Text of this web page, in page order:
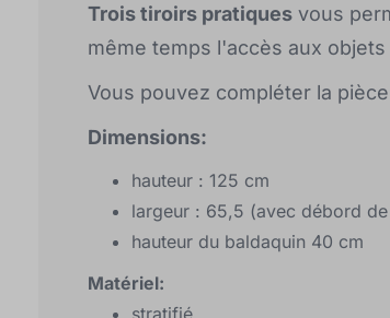
Trois tiroirs pratiques vous
même temps l'accès aux
Vous pouvez compléter la
Dimensions:
hauteur : 125 cm
largeur : 65,5 (avec débord
hauteur du baldaquin 40 cm
Matériel:
stratifié